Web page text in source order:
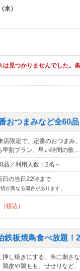
水）
見つかりませんでした。
おつまみなど全60
店限定で、定番のおつまみ
早割プラン。早い時間の飲…
品／利用人数：2名～
日の当日22時まで
が異なる場合があります。
（税込）
鉄板焼鳥食べ放題！
押し焼きにする、串に刺さ
鶏皮や鶏もも、せせりなど